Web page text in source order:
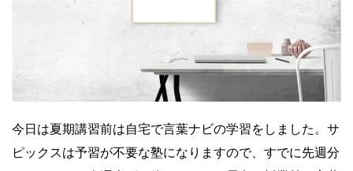
今日は夏期講習前は自宅で言葉ナビの学習をしました。サ
ピックスは予習が不要な塾になりますので、すでに先週分